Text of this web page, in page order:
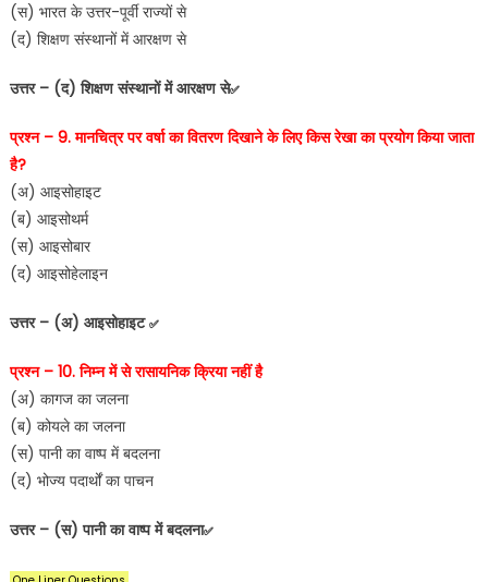
(स) भारत के उत्तर-पूर्वी राज्यों से
(द) शिक्षण संस्थानों में आरक्षण से
उत्तर – (द) शिक्षण संस्थानों में आरक्षण से✅
प्रश्न – 9. मानचित्र पर वर्षा का वितरण दिखाने के लिए किस रेखा का प्रयोग किया जाता
है?
(अ) आइसोहाइट
(ब) आइसोथर्म
(स) आइसोबार
(द) आइसोहेलाइन
उत्तर – (अ) आइसोहाइट ✅
प्रश्न – 10. निम्न में से रासायनिक क्रिया नहीं है
(अ) कागज का जलना
(ब) कोयले का जलना
(स) पानी का वाष्प में बदलना
(द) भोज्य पदार्थों का पाचन
उत्तर – (स) पानी का वाष्प में बदलना✅